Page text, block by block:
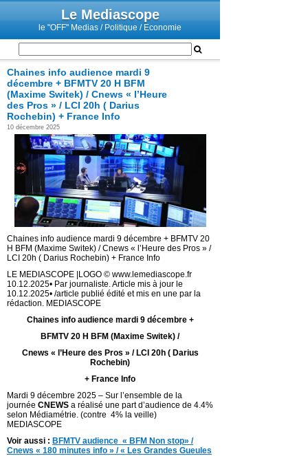
Le Mediascope
le "OFF" Medias / Politique / Economie
Chaines info audience mardi 9
décembre + BFMTV 20 H BFM
(Maxime Switek) / Cnews « l’Heure
des Pros » / LCI 20h ( Darius
Rochebin) + France Info
10 décembre 2025
Chaines info audience mardi 9 décembre + BFMTV 20
H BFM (Maxime Switek) / Cnews « l’Heure des Pros » /
LCI 20h ( Darius Rochebin) + France Info
LE MEDIASCOPE |LOGO © www.lemediascope.fr
10.12.2025• Par journaliste. Article mis à jour le
10.12.2025• /article publié édité et mis en une par la
rédaction. MEDIASCOPE
Chaines info audience mardi 9 décembre +
BFMTV 20 H BFM (Maxime Switek) /
Cnews « l’Heure des Pros » / LCI 20h ( Darius
Rochebin)
+ France Info
Mardi 9 décembre 2025 – Sur l’ensemble de la
journée CNEWS a réalisé une part d’audience de 4.4%
selon Médiamétrie. (contre 4% la veille)
MEDIASCOPE
Voir aussi : BFMTV audience « BFM Non stop» /
Cnews « 180 minutes info » / « Les Grandes Gueules